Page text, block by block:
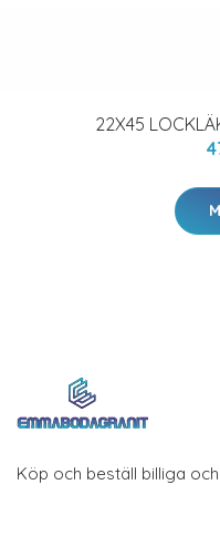
22X45
Köp och beställ billiga